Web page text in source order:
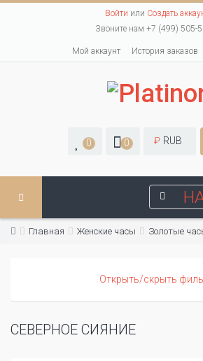
Войти или Создать
Звоните нам +7 (499) 505-
Мой аккаунт История заказов
0 0 ₽ RUB
Главная Женские часы Золотые
Открыть/скрыть
СЕВЕРНОЕ СИЯНИЕ